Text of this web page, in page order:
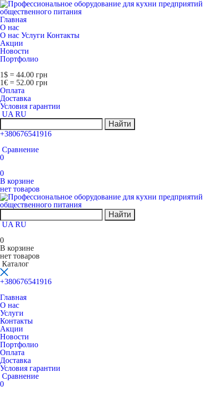
Главная
О нас
О нас Услуги Контакты
Акции
Новости
Портфолио
1$ = 44.00 грн
1€ = 52.00 грн
Оплата
Доставка
Условия гарантии
UA RU
Найти
+380676541916
Сравнение
0
0
В корзине
нет товаров
Найти
UA RU
0
В корзине
нет товаров
Каталог
+380676541916
Главная
О нас
Услуги
Контакты
Акции
Новости
Портфолио
Оплата
Доставка
Условия гарантии
Сравнение
0